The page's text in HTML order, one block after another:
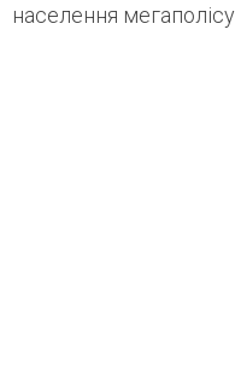
населення